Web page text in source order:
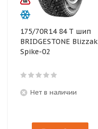
175/70R14 84 T шип
BRIDGESTONE Blizzak
Spike-02
Нет в наличии